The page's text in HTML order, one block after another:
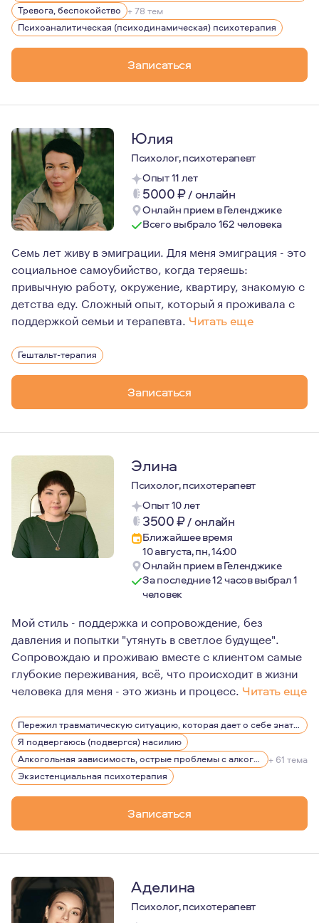
Чтобы работать с людьми как аналитический
Ко мне обращаются, когда собственные ресурсы
Тревога, беспокойство + 78 тем
Психоаналитическая (психодинамическая) психотерапия
Записаться
Юлия
Психолог, психотерапевт
Опыт 11 лет
5000₽/ онлайн
Онлайн прием в Геленджике
Всего выбрало 162 человека
Семь лет живу в эмиграции. Для меня эмиграция - это
социальное самоубийство, когда теряешь:
привычную работу, окружение, квартиру, знакомую с
детства еду. Сложный опыт, который я проживала с
поддержкой семьи и терапевта. Читать еще
Для меня психотерапия - это искусство, стиль
«Изменение не происходит через намеренную
Именно эта цитата отражает мои профессиональные
Гештальт-терапия
Записаться
Элина
Психолог, психотерапевт
Опыт 10 лет
3500₽/ онлайн
Ближайшее время
10 августа, пн, 14:00
Онлайн прием в Геленджике
За последние 12 часов выбрал 1
человек
Мой стиль - поддержка и сопровождение, без
давления и попытки "утянуть в светлое будущее".
Сопровождаю и проживаю вместе с клиентом самые
глубокие переживания, всё, что происходит в жизни
человека для меня - это жизнь и процесс. Читать еще
Много лет своей жизни я посвятила
Работа занимает много места и времени моей жизни,
В отношениях, воспитываю двоих котов. А иногда они
Пережил травматическую ситуацию, которая дает о себе знать, беспокоит, вызывает эмоции
Я подвергаюсь (подвергся) насилию
Алкогольная зависимость, острые проблемы с алкоголем
+ 61 тема
Экзистенциальная психотерапия
Записаться
Аделина
Психолог, психотерапевт